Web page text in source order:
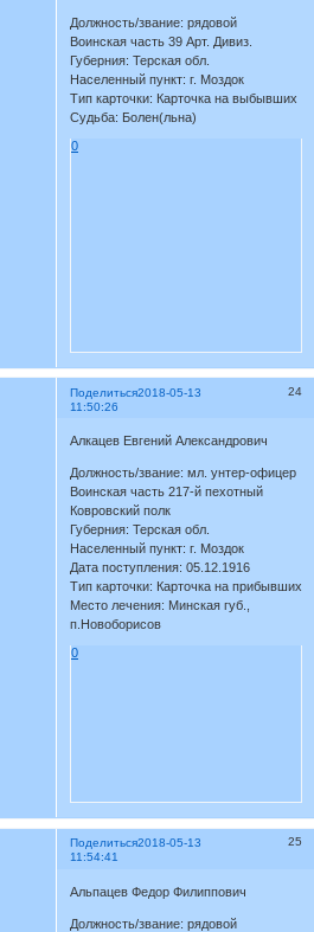
Должность/звание: рядовой
Воинская часть 39 Арт. Дивиз.
Губерния: Терская обл.
Населенный пункт: г. Моздок
Тип карточки: Карточка на выбывших
Судьба: Болен(льна)
0
Поделиться 24
2018-05-13
11:50:26
Алкацев Евгений Александрович
Должность/звание: мл. унтер-офицер
Воинская часть 217-й пехотный
Ковровский полк
Губерния: Терская обл.
Населенный пункт: г. Моздок
Дата поступления: 05.12.1916
Тип карточки: Карточка на прибывших
Место лечения: Минская губ.,
п.Новоборисов
0
Поделиться 25
2018-05-13
11:54:41
Альпацев Федор Филиппович
Должность/звание: рядовой